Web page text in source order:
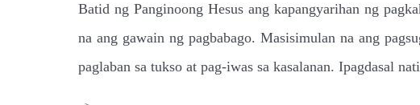
Batid ng Panginoong Hesus ang kapangyarihan ng
na ang gawain ng pagbabago. Masisimulan na ang
paglaban sa tukso at pag-iwas sa kasalanan. Ipagdasal